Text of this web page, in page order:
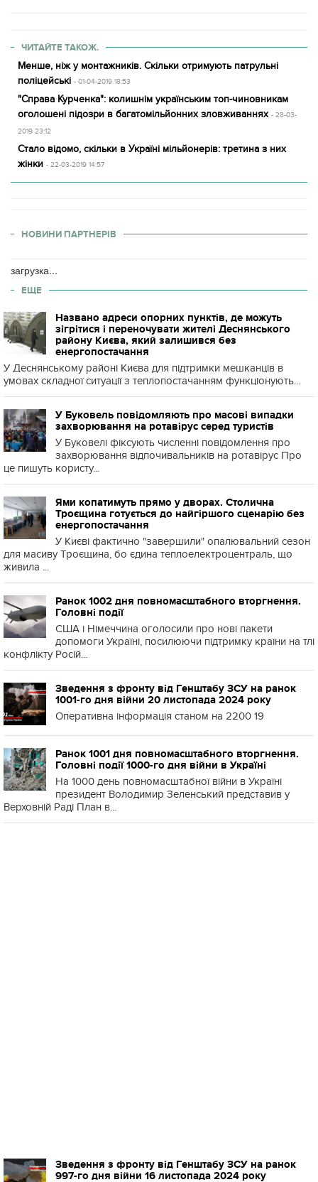
ЧИТАЙТЕ ТАКОЖ.
Менше, ніж у монтажників. Скільки отримують патрульні
поліцейські - 01-04-2019 18:53
"Справа Курченка": колишнім українським топ-чиновникам
оголошені підозри в багатомільйонних зловживаннях - 28-03-
2019 23:12
Стало відомо, скільки в Україні мільйонерів: третина з них
жінки - 22-03-2019 14:57
НОВИНИ ПАРТНЕРІВ
загрузка...
ЕЩЕ
Названо адреси опорних пунктів, де можуть
зігрітися і переночувати жителі Деснянського
району Києва, який залишився без
енергопостачання
У Деснянському районі Києва для підтримки мешканців в
умовах складної ситуації з теплопостачанням функціонують...
У Буковель повідомляють про масові випадки
захворювання на ротавірус серед туристів
У Буковелі фіксують численні повідомлення про
захворювання відпочивальників на ротавірус Про
це пишуть користу...
Ями копатимуть прямо у дворах. Столична
Троєщина готується до найгіршого сценарію без
енергопостачання
У Києві фактично "завершили" опалювальний сезон
для масиву Троєщина, бо єдина теплоелектроцентраль, що
живила ...
Ранок 1002 дня повномасштабного вторгнення.
Головні події
США і Німеччина оголосили про нові пакети
допомоги Україні, посилюючи підтримку країни на тлі
конфлікту Росій...
Зведення з фронту від Генштабу ЗСУ на ранок
1001-го дня війни 20 листопада 2024 року
Оперативна інформація станом на 2200 19
Ранок 1001 дня повномасштабного вторгнення.
Головні події 1000-го дня війни в Україні
На 1000 день повномасштабної війни в Україні
президент Володимир Зеленський представив у
Верховній Раді План в...
Зведення з фронту від Генштабу ЗСУ на ранок
997-го дня війни 16 листопада 2024 року